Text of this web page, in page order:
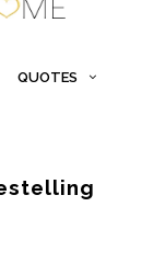
QUOTES